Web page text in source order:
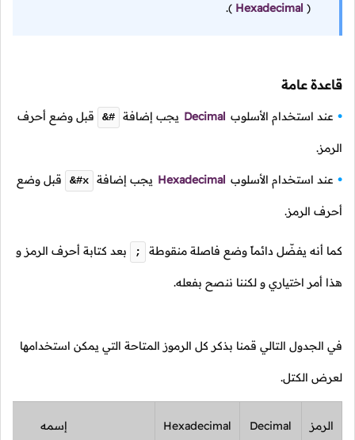
(
Hexadecimal
).
قاعدة عامة
عند استخدام الأسلوب Decimal يجب إضافة &# قبل وضع أحرف
الرمز.
عند استخدام الأسلوب Hexadecimal يجب إضافة &#x قبل وضع
أحرف الرمز.
كما أنه يفضّل دائماً وضع فاصلة منقوطة ; بعد كتابة أحرف الرمز و
هذا أمر اختياري و لكننا ننصح بفعله.
في الجدول التالي قمنا بذكر كل الرموز المتاحة التي يمكن استخدامها
لعرض الكتل.
الرمز Decimal
Hexadecimal إسمه